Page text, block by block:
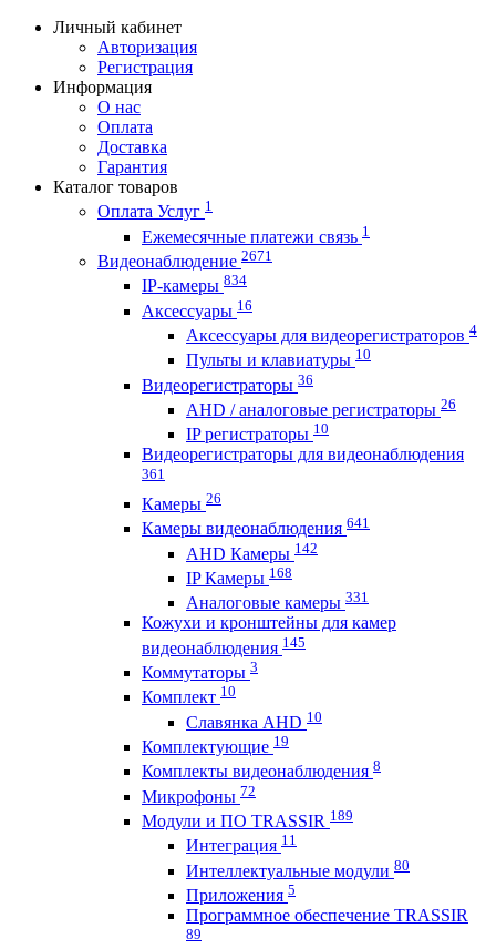
Личный кабинет
Авторизация
Регистрация
Информация
О нас
Оплата
Доставка
Гарантия
Каталог товаров
Оплата Услуг 1
Ежемесячные платежи связь 1
Видеонаблюдение 2671
IP-камеры 834
Аксессуары 16
Аксессуары для видеорегистраторов 4
Пульты и клавиатуры 10
Видеорегистраторы 36
AHD / аналоговые регистраторы 26
IP регистраторы 10
Видеорегистраторы для видеонаблюдения
361
Камеры 26
Камеры видеонаблюдения 641
AHD Камеры 142
IP Камеры 168
Аналоговые камеры 331
Кожухи и кронштейны для камер
видеонаблюдения 145
Коммутаторы 3
Комплект 10
Славянка AHD 10
Комплектующие 19
Комплекты видеонаблюдения 8
Микрофоны 72
Модули и ПО TRASSIR 189
Интеграция 11
Интеллектуальные модули 80
Приложения 5
Программное обеспечение TRASSIR
89